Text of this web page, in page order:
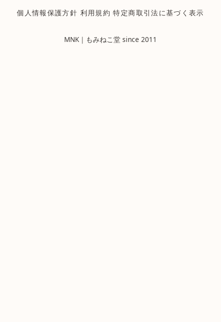
個人情報保護方針 利用規約 特定商取引法に基づく表示
MNK｜もみねこ堂 since 2011